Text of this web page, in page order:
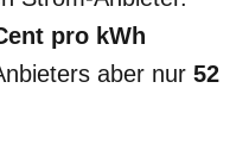
pro kWh
aber nur 52